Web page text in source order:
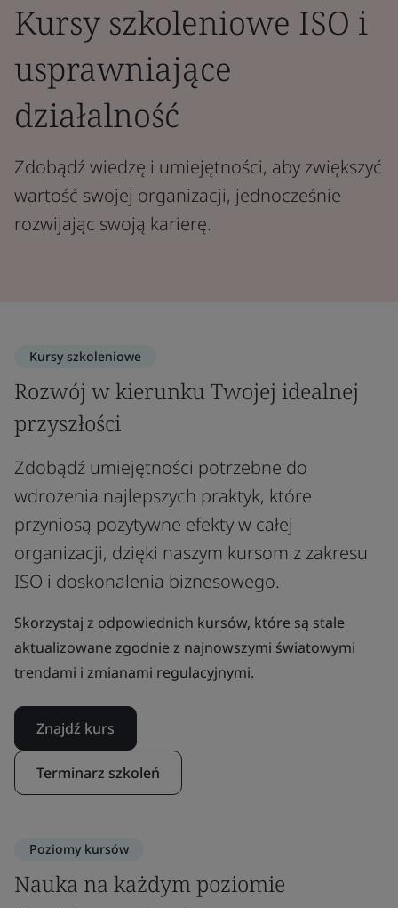
Kursy szkoleniowe ISO i
usprawniające
działalność
Zdobądź wiedzę i umiejętności, aby zwiększyć
wartość swojej organizacji, jednocześnie
rozwijając swoją karierę.
Kursy szkoleniowe
Rozwój w kierunku Twojej idealnej
przyszłości
Zdobądź umiejętności potrzebne do
wdrożenia najlepszych praktyk, które
przyniosą pozytywne efekty w całej
organizacji, dzięki naszym kursom z zakresu
ISO i doskonalenia biznesowego.
Skorzystaj z odpowiednich kursów, które są stale
aktualizowane zgodnie z najnowszymi światowymi
trendami i zmianami regulacyjnymi.
Znajdź kurs
Terminarz szkoleń
Poziomy kursów
Nauka na każdym poziomie